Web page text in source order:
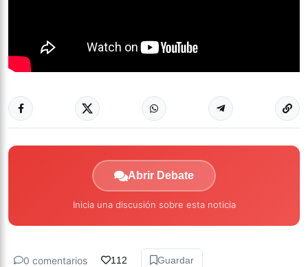
Abrir Debate
Inicia una discusión sobre esta noticia
0 comentarios 112 Guardar